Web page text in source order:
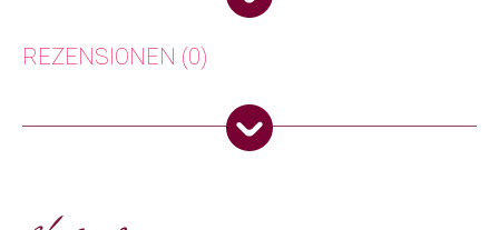
, Papeterie & Büro
Weitere Produkte shoppen, die diesem Changemaker Kriterium
REZENSIONEN (0)
Es gibt noch keine Rezensionen.